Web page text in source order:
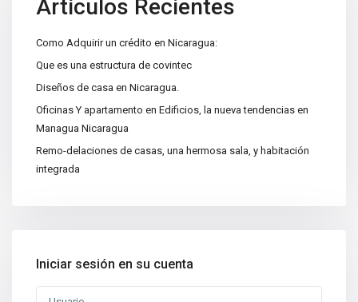
Artículos Recientes
Como Adquirir un crédito en Nicaragua:
Que es una estructura de covintec
Diseños de casa en Nicaragua.
Oficinas Y apartamento en Edificios, la nueva tendencias en
Managua Nicaragua
Remo-delaciones de casas, una hermosa sala, y habitación
integrada
Iniciar sesión en su cuenta